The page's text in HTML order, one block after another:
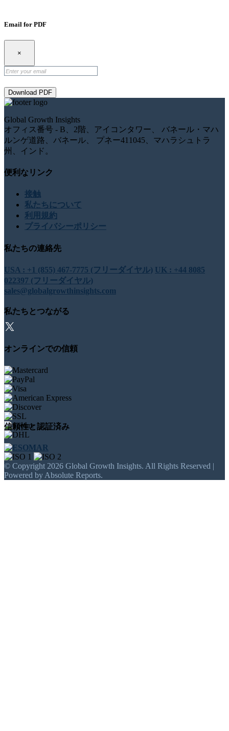
Email for PDF
×
Download PDF
Global Growth Insights
オフィス番号 - B、2階、アイコンタワー、 バネール・マハ
ルンゲ道路、バネール、 プネー411045、マハラシュトラ
州、インド。
便利なリンク
接触
私たちについて
利用規約
プライバシーポリシー
私たちの連絡先
USA : +1 (855) 467-7775 (フリーダイヤル) UK : +44 8085
022397 (フリーダイヤル)
sales@globalgrowthinsights.com
私たちとつながる
オンラインでの信頼
信頼性と認証済み
© Copyright 2026 Global Growth Insights. All Rights Reserved |
Powered by Absolute Reports.